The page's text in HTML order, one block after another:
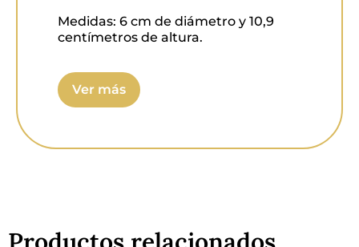
Medidas: 6 cm de diámetro y 10,9
centímetros de altura.
Protección IP:
Voltaje:AC 220-240V/50Hz 34mA.
Ver más